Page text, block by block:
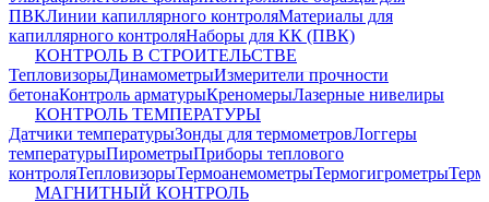
ПВКЛинии капиллярного контроляМатериалы для
капиллярного контроляНаборы для КК (ПВК)
КОНТРОЛЬ В СТРОИТЕЛЬСТВЕ
ТепловизорыДинамометрыИзмерители прочности
бетонаКонтроль арматурыКреномерыЛазерные нивелиры
КОНТРОЛЬ ТЕМПЕРАТУРЫ
Датчики температурыЗонды для термометровЛоггеры
температурыПирометрыПриборы теплового
контроляТепловизорыТермоанемометрыТермогигрометры
МАГНИТНЫЙ КОНТРОЛЬ